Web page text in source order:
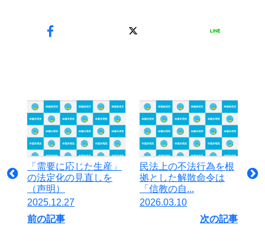
「需要に応じた生産」
の法定化の見直しを
（声明）
2025.12.27
前の記事
民法上の不法行為を根
拠とした解散命令は
「信教の自...
2026.03.10
次の記事